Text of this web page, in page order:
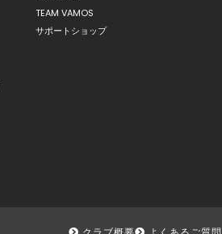
TEAM VAMOS
サポートショップ